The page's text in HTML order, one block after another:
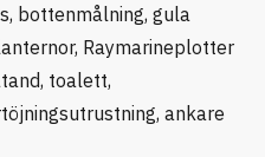
bottenmålning, gula
Raymarineplotter
toalett,
ankare